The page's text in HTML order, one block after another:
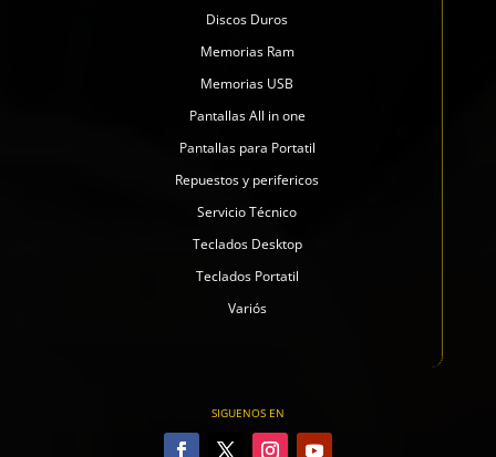
Discos Duros
Memorias Ram
Memorias USB
Pantallas All in one
Pantallas para Portatil
Repuestos y perifericos
Servicio Técnico
Teclados Desktop
Teclados Portatil
Variós
SIGUENOS EN